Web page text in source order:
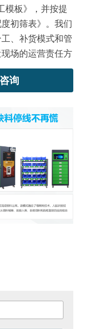
模板》，并按提
初筛表》。我们
、补货模式和管
场的运营责任方
询